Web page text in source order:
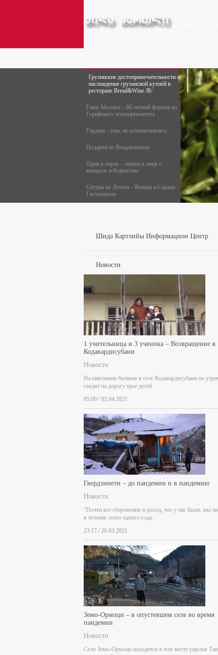
Грузинские достопримечательности и
наслаждение грузинской кухней в
ресторане Bread&Wine /R/
Гиви Абалаки – 86-летний фермер из
Горийского муниципалитета
Горджи – ешь, не останавливаясь
Подарки из Владикавказа
Одни в горах – лицом к лицу с
ковидом и бедностью
Сёстры из Летети – Венера и Сирана
Гаглошвили
Шида Картлийы Информацион Центр
Новости
1 учительница и 3 ученика – Возвращение в
Кодавардисубани
Новости
На школьном балконе в селе Кодавардисубани по
глядят на дорогу трое детей.
05:00 / 02.04.2021
Гвердзинети – до пандемии и в пандемию
Новости
"Почти все сбережения и доход, что у нас были, мы
в течение этого одного года.
23:17 / 26.03.2021
Земо-Ормоци – в опустевшем селе во время
пандемии
Новости
Село Земо-Ормоци находится в том месте ущелья